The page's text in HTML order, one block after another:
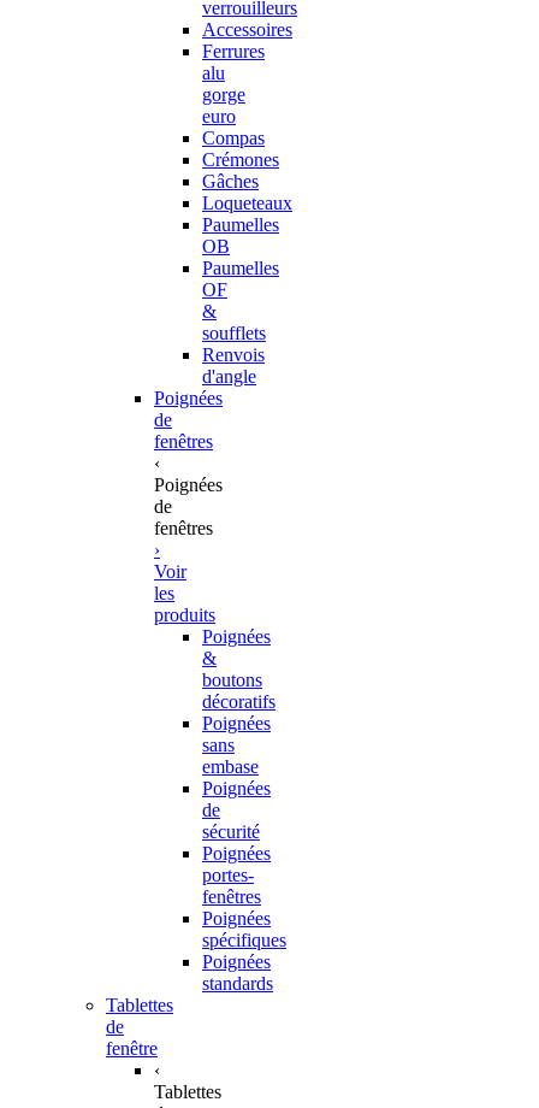
verrouilleurs
Accessoires
Ferrures
alu
gorge
euro
Compas
Crémones
Gâches
Loqueteaux
Paumelles
OB
Paumelles
OF
&
soufflets
Renvois
d'angle
Poignées
de
fenêtres
‹
Poignées
de
fenêtres
›
Voir
les
produits
Poignées
&
boutons
décoratifs
Poignées
sans
embase
Poignées
de
sécurité
Poignées
portes-
fenêtres
Poignées
spécifiques
Poignées
standards
Tablettes
de
fenêtre
‹
Tablettes